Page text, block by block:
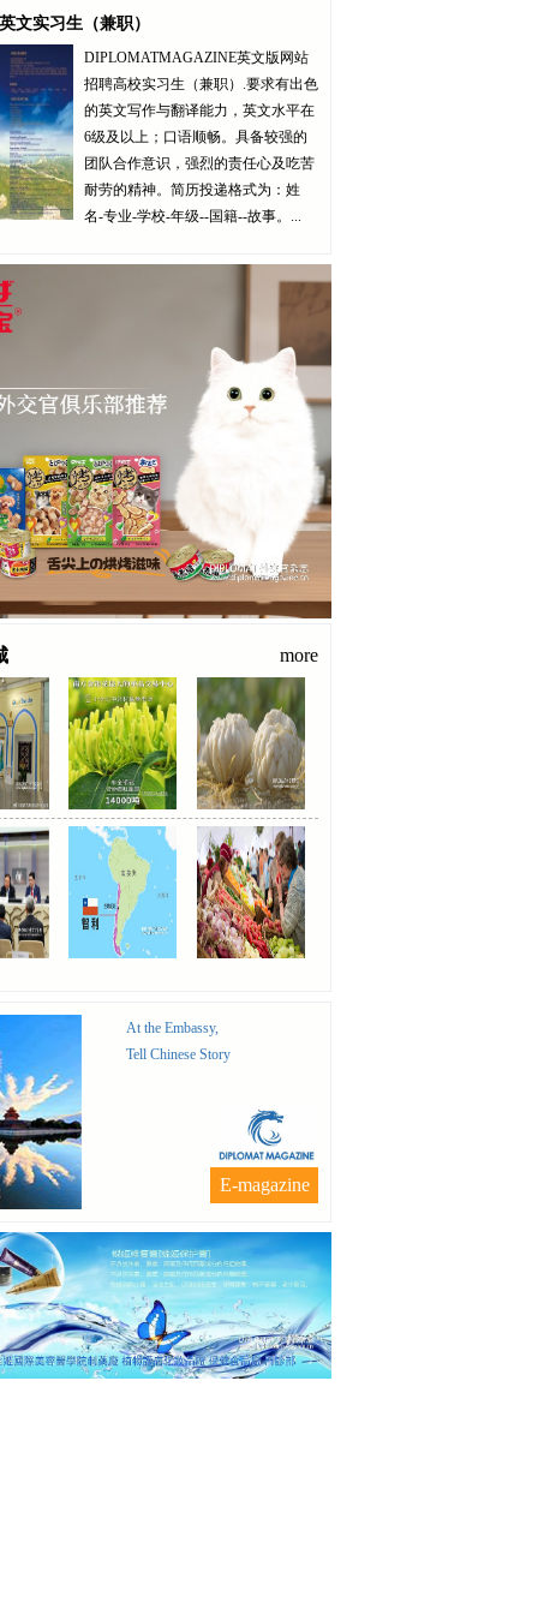
文实习生（兼职）
DIPLOMATMAGAZINE英文版网站
招聘高校实习生（兼职）.要求有出色
的英文写作与翻译能力，英文水平在
6级及以上；口语顺畅。具备较强的
团队合作意识，强烈的责任心及吃苦
耐劳的精神。简历投递格式为：姓
名-专业-学校-年级--国籍--故事。...
more
At the Embassy,
Tell Chinese Story
E-magazine